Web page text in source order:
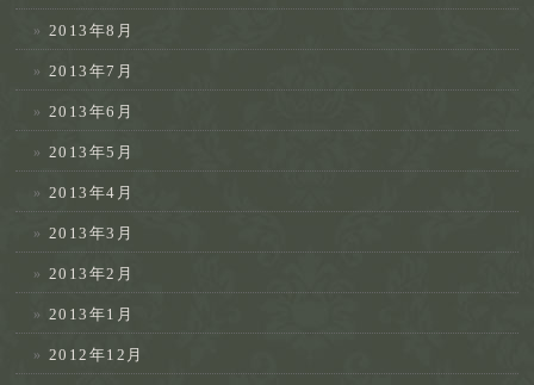
2013年8月
2013年7月
2013年6月
2013年5月
2013年4月
2013年3月
2013年2月
2013年1月
2012年12月